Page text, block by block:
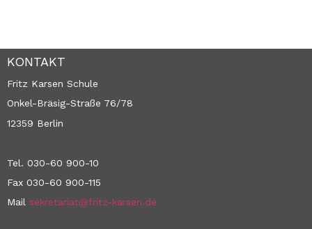
KONTAKT
Fritz Karsen Schule
Onkel-Bräsig-Straße 76/78
12359 Berlin
Tel. 030-60 900-10
Fax 030-60 900-115
Mail sekretariat@fritz-karsen.de